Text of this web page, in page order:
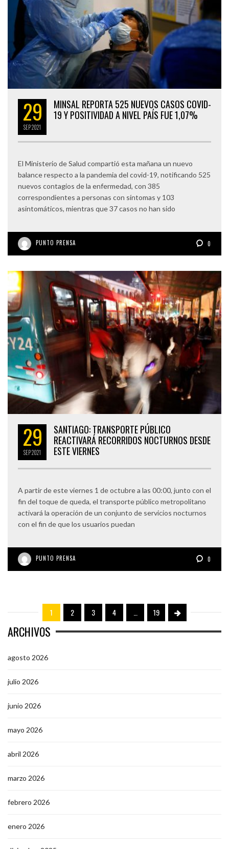
29
SEP2021
MINSAL REPORTA 525 NUEVOS CASOS COVID-
19 Y POSITIVIDAD A NIVEL PAÍS FUE 1,07%
El Ministerio de Salud compartió esta mañana un nuevo
balance respecto a la pandemia del covid-19, notificando 525
nuevos contagios de la enfermedad, con 385
correspondientes a personas con síntomas y 103
asintomáticos, mientras que 37 casos no han sido
PUNTO PRENSA 0
29
SEP2021
SANTIAGO: TRANSPORTE PÚBLICO
REACTIVARÁ RECORRIDOS NOCTURNOS DESDE
ESTE VIERNES
A partir de este viernes 1 de octubre a las 00:00, junto con el
fin del toque de queda, el transporte público metropolitano
activará la operación de un conjunto de servicios nocturnos
con el fin de que los usuarios puedan
PUNTO PRENSA 0
1 2 3 4 19
ARCHIVOS
agosto 2026
julio 2026
junio 2026
mayo 2026
abril 2026
marzo 2026
febrero 2026
enero 2026